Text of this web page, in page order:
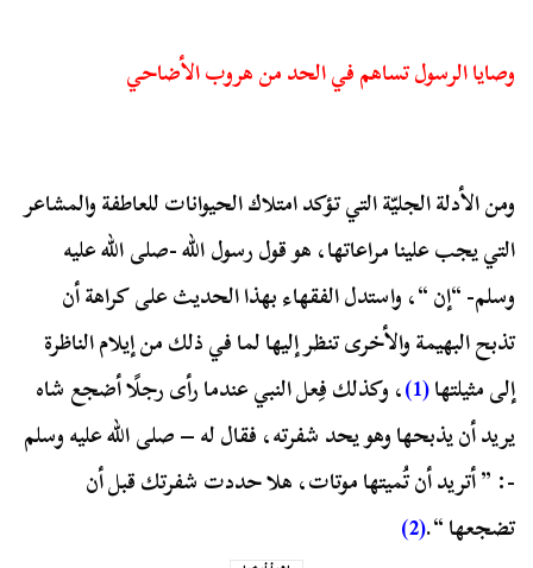
وصايا الرسول تساهم في الحد من هروب الأضاحي
ومن الأدلة الجليّة التي تؤكد امتلاك الحيوانات للعاطفة والمشاعر
التي يجب علينا مراعاتها، هو قول رسول الله -صلى الله عليه
وسلم- “إن “، واستدل الفقهاء بهذا الحديث على كراهة أن
تذبح البهيمة والأخرى تنظر إليها لما في ذلك من إيلام الناظرة
إلى مثيلتها(1) ، وكذلك فِعل النبي عندما رأى رجلًا أضجع شاه
يريد أن يذبحها وهو يحد شفرته، فقال له – صلى الله عليه وسلم
-: ” أتريد أن تُميتها موتات، هلا حددت شفرتك قبل أن
تضجعها “.(2)